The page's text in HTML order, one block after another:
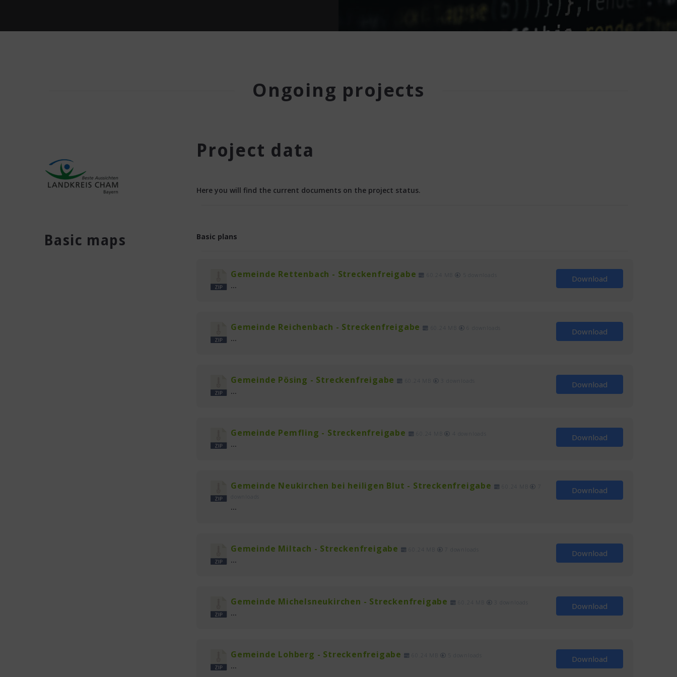
Ongoing projects
Project data
Here you will find the current documents on the project status.
Basic maps Basic plans
Gemeinde Rettenbach - Streckenfreigabe 60.24 MB
...
Download
Gemeinde Reichenbach - Streckenfreigabe
...
Download
Gemeinde Pösing - Streckenfreigabe
...
Download
Gemeinde Pemfling - Streckenfreigabe 60.24 MB
...
Download
Gemeinde Neukirchen bei heiligen Blut - Streckenfreigabe 60.24 MB
...
Download
Gemeinde Miltach - Streckenfreigabe
...
Download
Gemeinde Michelsneukirchen - Streckenfreigabe
...
Download
Gemeinde Lohberg - Streckenfreigabe
...
Download